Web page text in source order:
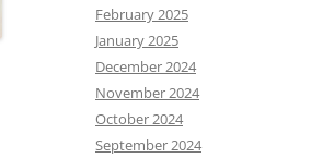
February 2025
January 2025
December 2024
November 2024
October 2024
September 2024